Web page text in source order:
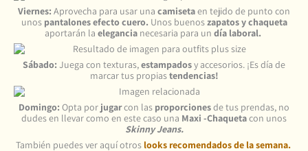
Viernes: Aprovecha para usar una camisetaen tejido de punto con
unos pantalones efecto cuero. Unos buenoszapatos y chaqueta
aportarán la elegancia necesaria para un día laboral.
Sábado: Juega con texturas,estampadosy accesorios. ¡Es día de
marcar tus propiastendencias!
Domingo: Opta por jugarcon las proporcionesde tus prendas, no
dudes en llevar como en este caso una Maxi -Chaquetacon unos
Skinny Jeans.
También puedes ver aquí otros looks recomendados de la semana.